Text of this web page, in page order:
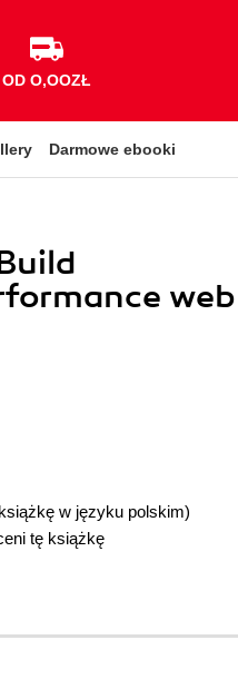
OD O,OOZŁ
Darmowe ebooki
web
w języku polskim)
tę książkę